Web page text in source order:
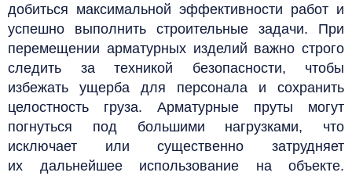
добиться максимальной эффективности работ и
успешно выполнить строительные задачи. При
перемещении арматурных изделий важно строго
следить за техникой безопасности, чтобы
избежать ущерба для персонала и сохранить
целостность груза. Арматурные пруты могут
погнуться под большими нагрузками, что
исключает или существенно затрудняет
их дальнейшее использование на объекте.